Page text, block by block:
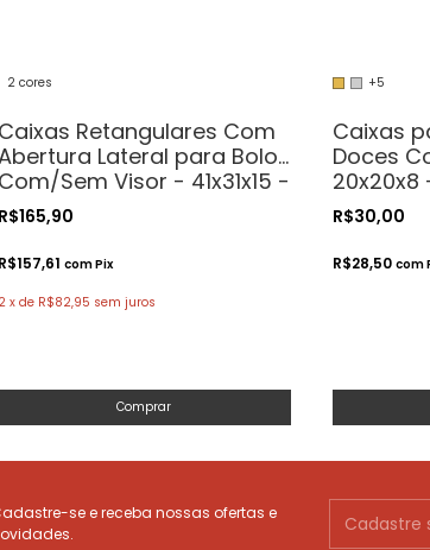
2 cores
Caixas Retangulares Com
Lateral para Bolo
Com/Sem Visor - 41x31x15 -
Pratos de até 40cm
R$165,90
R$157,61comPix
2 xde R$82,95 sem juros
Comprar
+5
Caixas
Doces
19cm
R$30,00
R$28,50 com
se e receba nossas ofertas e